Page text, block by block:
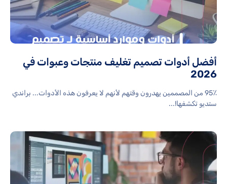
أفضل أدوات تصميم تغليف منتجات وعبوات في
2026
95٪ من المصممين يهدرون وقتهم لأنهم لا يعرفون هذه الأدوات... براندي
ستديو تكشفها!...